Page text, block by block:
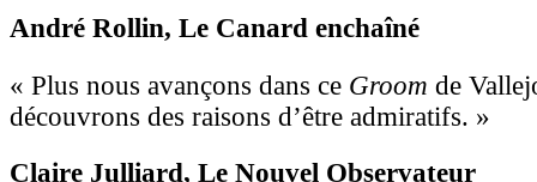
André Rollin, Le Canard enchaîné
« Plus nous avançons dans ce Groom de
découvrons des raisons d’être admiratifs. »
Claire Julliard, Le Nouvel Observateur